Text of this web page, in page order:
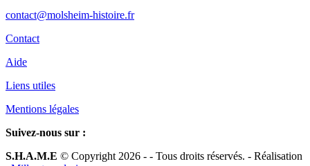
contact@molsheim-histoire.fr
Contact
Aide
Liens utiles
Mentions légales
Suivez-nous sur :
S.H.A.M.E © Copyright 2026 - - Tous droits réservés. - Réalisation